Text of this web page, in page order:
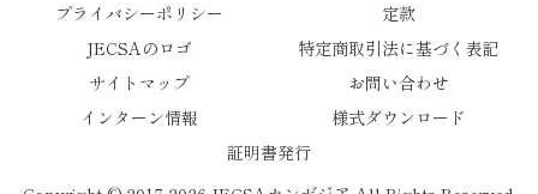
プライバシーポリシー
定款
JECSAのロゴ
特定商取引法に基づく表記
サイトマップ
お問い合わせ
インターン情報
様式ダウンロード
証明書発行